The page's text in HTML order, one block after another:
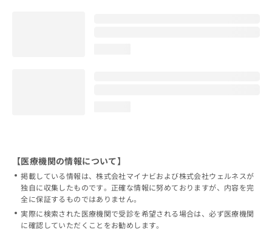
【医療機関の情報について】
掲載している情報は、株式会社マイナビおよび株式会社ウェルネスが
独自に収集したものです。正確な情報に努めておりますが、内容を完
全に保証するものではありません。
実際に検索された医療機関で受診を希望される場合は、必ず医療機関
に確認していただくことをお勧めします。